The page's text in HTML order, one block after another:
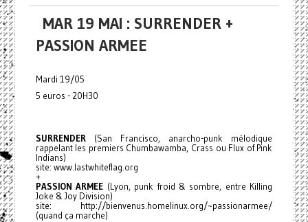
MAR 19 MAI : SURRENDER +
PASSION ARMEE
Mardi 19/05
5 euros - 20H30
SURRENDER(San Francisco, anarcho-punk mélodique
rappelant les premiers Chumbawamba, Crass ou Flux of Pink
Indians)
site: www.lastwhiteflag.org
+
PASSION ARMEE (Lyon, punk froid & sombre, entre Killing
Joke & Joy Division)
site: http://bienvenus.homelinux.org/~passionarmee/
(quand ça marche)